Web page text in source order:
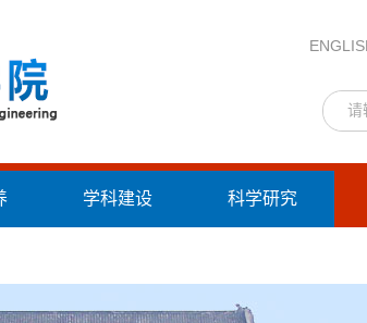
学科建设 科学研究